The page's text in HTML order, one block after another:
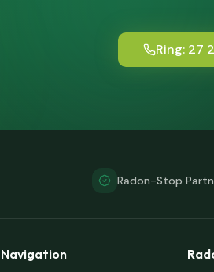
Ring: 27
Radon-Stop
Navigation